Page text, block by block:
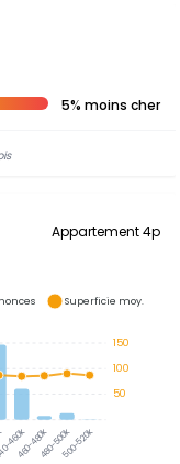
5% moins cher
Appartement 4p
460k
460-480k480-500k500-520k
150
100
50
Superficie moy.